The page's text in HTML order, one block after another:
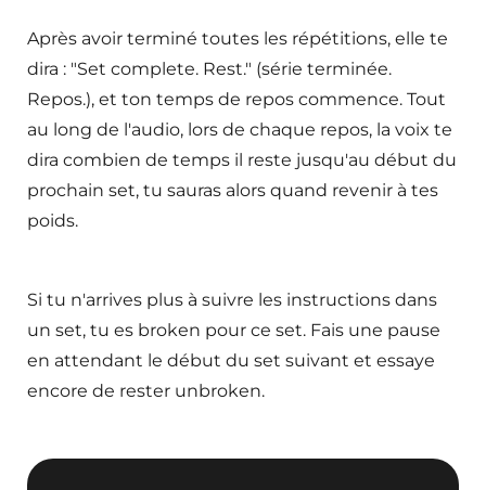
Après avoir terminé toutes les répétitions, elle te
dira : "Set complete. Rest." (série terminée.
Repos.), et ton temps de repos commence. Tout
au long de l'audio, lors de chaque repos, la voix te
dira combien de temps il reste jusqu'au début du
prochain set, tu sauras alors quand revenir à tes
poids.
Si tu n'arrives plus à suivre les instructions dans
un set, tu es broken pour ce set. Fais une pause
en attendant le début du set suivant et essaye
encore de rester unbroken.